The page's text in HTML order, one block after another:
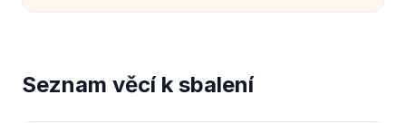
Seznam věcí k sbalení